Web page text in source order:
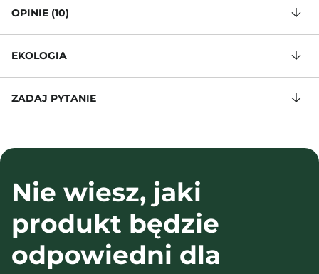
OPINIE (10)
EKOLOGIA
ZADAJ PYTANIE
Nie wiesz, jaki
produkt będzie
odpowiedni dla